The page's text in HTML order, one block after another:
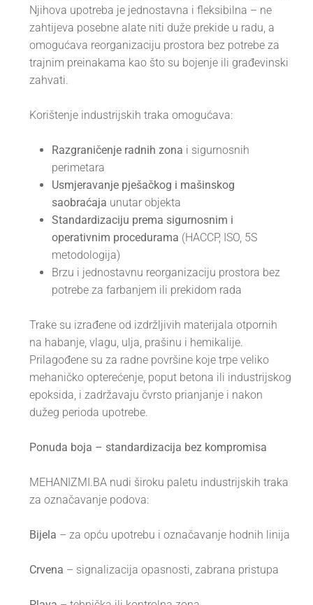
Njihova upotreba je jednostavna i fleksibilna – ne
zahtijeva posebne alate niti duže prekide u radu, a
omogućava reorganizaciju prostora bez potrebe za
trajnim preinakama kao što su bojenje ili građevinski
zahvati.
Korištenje industrijskih traka omogućava:
Razgraničenje radnih zona i sigurnosnih
perimetara
Usmjeravanje pješačkog i mašinskog
saobraćaja unutar objekta
Standardizaciju prema sigurnosnim i
operativnim procedurama (HACCP, ISO, 5S
metodologija)
Brzu i jednostavnu reorganizaciju prostora bez
potrebe za farbanjem ili prekidom rada
Trake su izrađene od izdržljivih materijala otpornih
na habanje, vlagu, ulja, prašinu i hemikalije.
Prilagođene su za radne površine koje trpe veliko
mehaničko opterećenje, poput betona ili industrijskog
epoksida, i zadržavaju čvrsto prianjanje i nakon
dužeg perioda upotrebe.
Ponuda boja – standardizacija bez kompromisa
MEHANIZMI.BA nudi široku paletu industrijskih traka
za označavanje podova:
Bijela – za opću upotrebu i označavanje hodnih linija
Crvena – signalizacija opasnosti, zabrana pristupa